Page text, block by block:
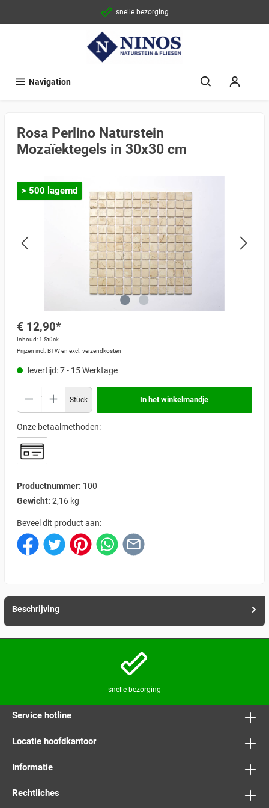
snelle bezorging
Navigation
Rosa Perlino Naturstein
Mozaïektegels in 30x30 cm
> 500 lagernd
€ 12,90*
Inhoud:1 Stück
Prijzen incl. BTW en excl. verzendkosten
levertijd: 7 - 15 Werktage
Stück In het winkelmandje
Onze betaalmethoden:
Productnummer: 100
Gewicht: 2,16 kg
Beveel dit product aan:
Beschrijving
snelle bezorging
Service hotline
Locatie hoofdkantoor
Informatie
Rechtliches